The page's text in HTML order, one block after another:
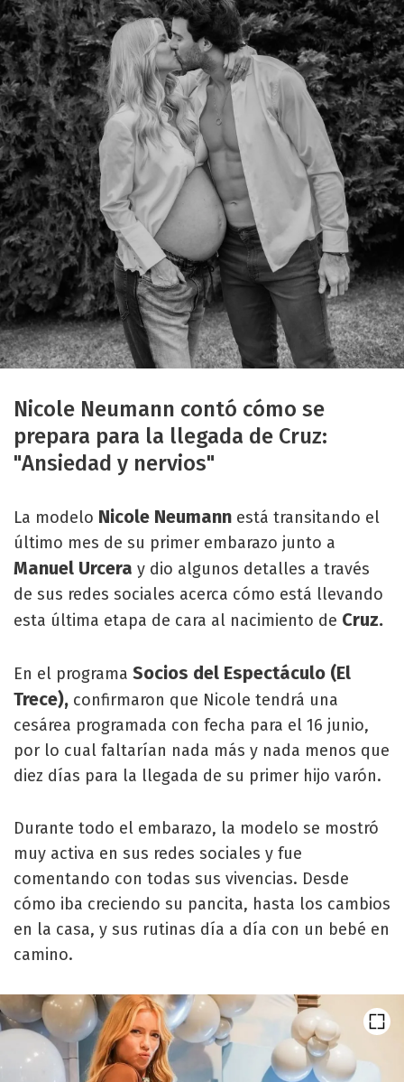
Nicole Neumann contó cómo se
prepara para la llegada de Cruz:
"Ansiedad y nervios"
La modelo Nicole Neumann está transitando el
último mes de su primer embarazo junto a
Manuel Urcera y dio algunos detalles a través
de sus redes sociales acerca cómo está llevando
esta última etapa de cara al nacimiento de Cruz.
En el programa Socios del Espectáculo (El
Trece), confirmaron que Nicole tendrá una
cesárea programada con fecha para el 16 junio,
por lo cual faltarían nada más y nada menos que
diez días para la llegada de su primer hijo varón.
Durante todo el embarazo, la modelo se mostró
muy activa en sus redes sociales y fue
comentando con todas sus vivencias. Desde
cómo iba creciendo su pancita, hasta los cambios
en la casa, y sus rutinas día a día con un bebé en
camino.